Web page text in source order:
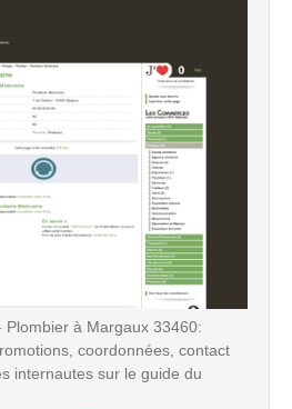
Plombier à Margaux 33460:
coordonnées, contact
internautes sur le guide du